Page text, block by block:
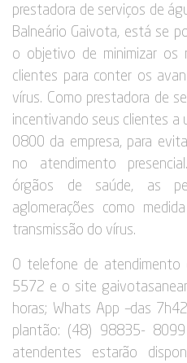
prestadora de serviços de
Balneário Gaivota, está se
o objetivo de minimizar os
clientes para conter os
vírus. Como prestadora de
incentivando seus clientes a
0800 da empresa, para
no atendimento
órgãos de saúde, as
aglomerações como
transmissão do vírus.
O telefone de
5572 e o site
horas; Whats App –das
plantão: (48) 98835-
atendentes estarão